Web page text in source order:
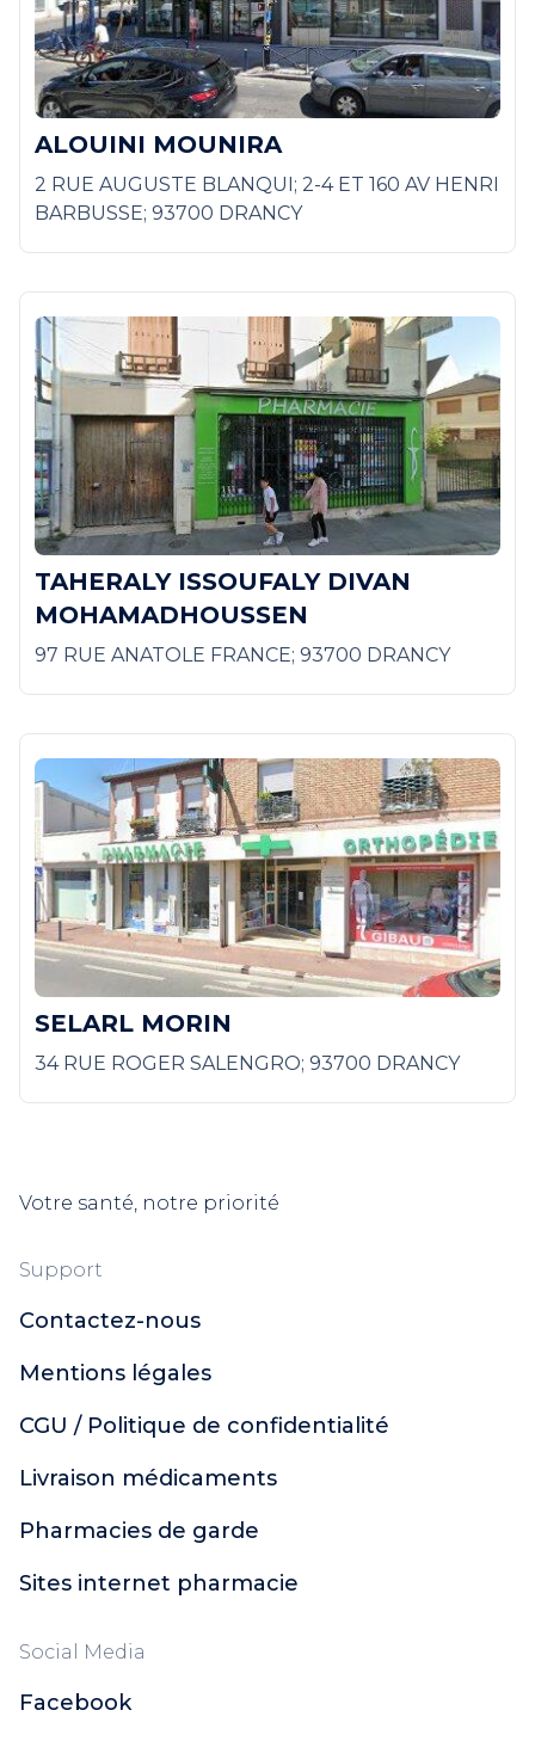
ALOUINI MOUNIRA
2 RUE AUGUSTE BLANQUI; 2-4 ET 160 AV HENRI
BARBUSSE; 93700 DRANCY
TAHERALY ISSOUFALY DIVAN
MOHAMADHOUSSEN
97 RUE ANATOLE FRANCE; 93700 DRANCY
SELARL MORIN
34 RUE ROGER SALENGRO; 93700 DRANCY
Votre santé, notre priorité
Support
Contactez-nous
Mentions légales
CGU / Politique de confidentialité
Livraison médicaments
Pharmacies de garde
Sites internet pharmacie
Social Media
Facebook